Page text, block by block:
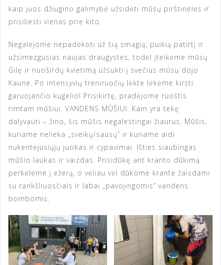
kaip juos džiugino galimybė užsidėti mūsų pirštinėles ir
prisiliesti vienas prie kito.
Negalėjome nepadėkoti už šią smagią, puikią patirtį ir
užsimezgusias naujas draugystes, todėl įteikėme mūsų
Gilę ir nuoširdų kvietimą užsukti į svečius mūsų dojo
Kaune. Po intensyvių treniruočių lėkte lėkėme kirsti
garuojančio kugelio! Prisikirtę, pradėjome ruoštis
rimtam mūšiui. VANDENS MŪŠIUI. Kam yra tekę
dalyvauti – žino, šis mūšis negalestingai žiaurus. Mūšis,
kuriame nelieka „sveikų/sausų” ir kuriame aidi
nukentėjusiųjų juokas ir cypavimai. Išties siaubingas
mūšio laukas ir vaizdas. Prisidūkę ant kranto dūkimą
perkėlėme į ežerą, o vėliau vėl dūkome krante žaisdami
su rankšliuosčiais ir labai „pavojingomis” vandens
bombomis.